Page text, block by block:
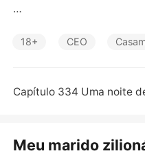
ela se casou com outro
vida de casada não
pós o casamento foram
18+ CEO
Capítulo 334 Uma noite
Meu marido